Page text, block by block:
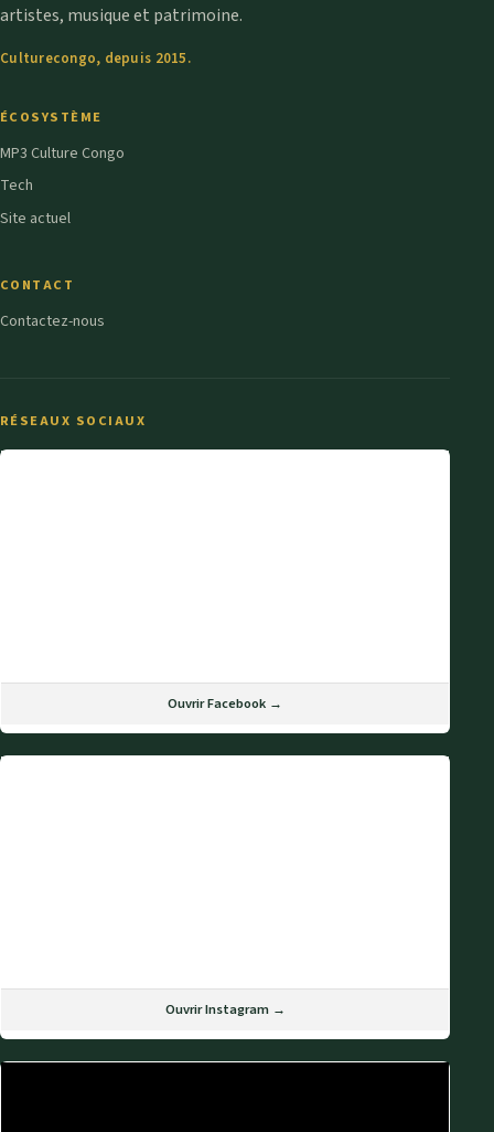
artistes, musique et patrimoine.
Culturecongo, depuis 2015.
ÉCOSYSTÈME
MP3 Culture Congo
Tech
Site actuel
CONTACT
Contactez-nous
RÉSEAUX SOCIAUX
Ouvrir Facebook →
Ouvrir Instagram →